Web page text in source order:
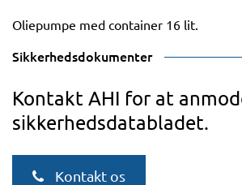
Oliepumpe med container 16 lit.
Sikkerhedsdokumenter
Kontakt AHI for at
sikkerhedsdatabladet.
Kontakt os